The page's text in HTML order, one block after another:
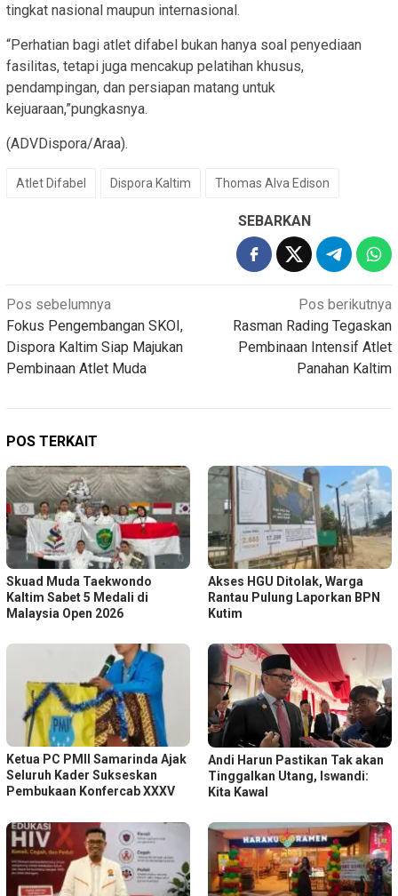
tingkat nasional maupun internasional.
“Perhatian bagi atlet difabel bukan hanya soal penyediaan
fasilitas, tetapi juga mencakup pelatihan khusus,
pendampingan, dan persiapan matang untuk
kejuaraan,”pungkasnya.
(ADVDispora/Araa).
Atlet Difabel Dispora Kaltim Thomas Alva Edison
SEBARKAN
Navigasi
pos
Pos sebelumnya
Fokus Pengembangan SKOI,
Dispora Kaltim Siap Majukan
Pembinaan Atlet Muda
Pos berikutnya
Rasman Rading Tegaskan
Pembinaan Intensif Atlet
Panahan Kaltim
POS TERKAIT
Skuad Muda Taekwondo
Kaltim Sabet 5 Medali di
Malaysia Open 2026
Akses HGU Ditolak, Warga
Rantau Pulung Laporkan BPN
Kutim
Ketua PC PMII Samarinda Ajak
Seluruh Kader Sukseskan
Pembukaan Konfercab XXXV
Andi Harun Pastikan Tak akan
Tinggalkan Utang, Iswandi:
Kita Kawal